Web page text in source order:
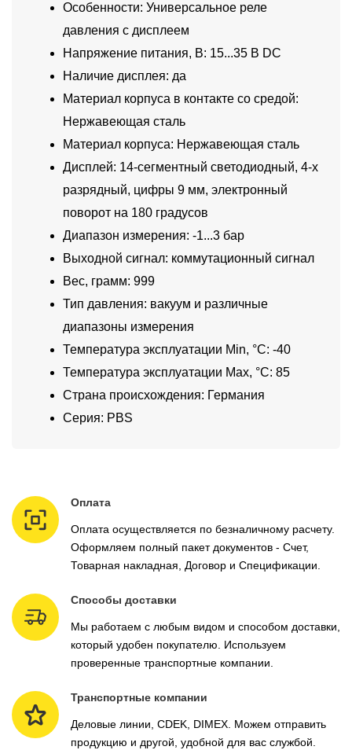
Особенности: Универсальное реле
давления с дисплеем
Напряжение питания, В: 15...35 В DC
Наличие дисплея: да
Материал корпуса в контакте со средой:
Нержавеющая сталь
Материал корпуса: Нержавеющая сталь
Дисплей: 14-сегментный светодиодный, 4-х
разрядный, цифры 9 мм, электронный
поворот на 180 градусов
Диапазон измерения: -1...3 бар
Выходной сигнал: коммутационный сигнал
Вес, грамм: 999
Тип давления: вакуум и различные
диапазоны измерения
Температура эксплуатации Min, °C: -40
Температура эксплуатации Max, °C: 85
Страна происхождения: Германия
Серия: PBS
Оплата
Оплата осуществляется по безналичному расчету.
Оформляем полный пакет документов - Счет,
Товарная накладная, Договор и Спецификации.
Способы доставки
Мы работаем с любым видом и способом доставки,
который удобен покупателю. Используем
проверенные транспортные компании.
Транспортные компании
Деловые линии, CDEK, DIMEX. Можем отправить
продукцию и другой, удобной для вас службой.